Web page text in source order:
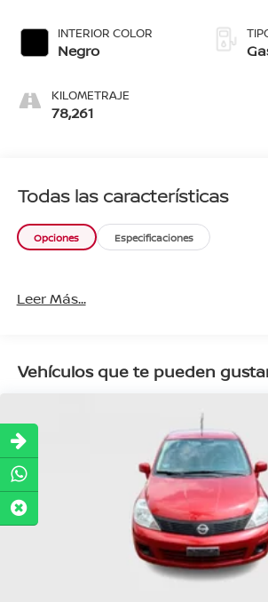
INTERIOR COLOR
Negro
KILOMETRAJE
78,261
Todas las características
Opciones Especificaciones
Leer Más...
Vehículos que te pueden